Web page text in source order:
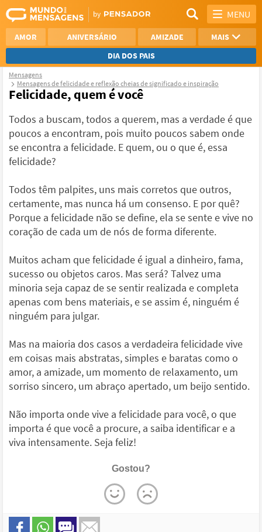
MENU
AMOR ANIVERSÁRIO AMIZADE
MAIS
DIA DOS PAIS
REFLEXÃO
AGRADECIMENTO
NAMORO
VER TODAS
Mensagens
Mensagens de felicidade e reflexão cheias de significado e inspiração
Felicidade, quem é você
Todos a buscam, todos a querem, mas a verdade é que
poucos a encontram, pois muito poucos sabem onde
se encontra a felicidade. E quem, ou o que é, essa
felicidade?
Todos têm palpites, uns mais corretos que outros,
certamente, mas nunca há um consenso. E por quê?
Porque a felicidade não se define, ela se sente e vive no
coração de cada um de nós de forma diferente.
Muitos acham que felicidade é igual a dinheiro, fama,
sucesso ou objetos caros. Mas será? Talvez uma
minoria seja capaz de se sentir realizada e completa
apenas com bens materiais, e se assim é, ninguém é
ninguém para julgar.
Mas na maioria dos casos a verdadeira felicidade vive
em coisas mais abstratas, simples e baratas como o
amor, a amizade, um momento de relaxamento, um
sorriso sincero, um abraço apertado, um beijo sentido.
Não importa onde vive a felicidade para você, o que
importa é que você a procure, a saiba identificar e a
viva intensamente. Seja feliz!
Gostou?